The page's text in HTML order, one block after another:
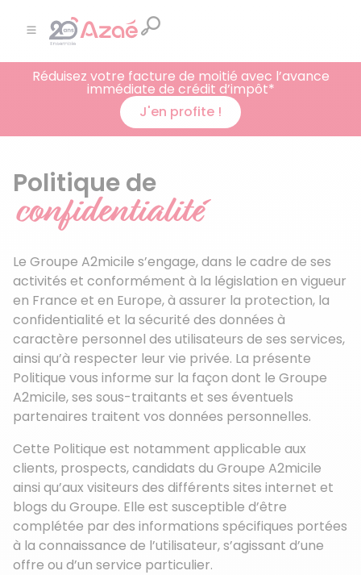
Réduisez votre facture de moitié avec l’avance
immédiate de crédit d’impôt*
J'en profite !
Politique de
confidentialité
Le Groupe A2micile s’engage, dans le cadre de ses
activités et conformément à la législation en vigueur
en France et en Europe, à assurer la protection, la
confidentialité et la sécurité des données à
caractère personnel des utilisateurs de ses services,
ainsi qu’à respecter leur vie privée. La présente
Politique vous informe sur la façon dont le Groupe
A2micile, ses sous-traitants et ses éventuels
partenaires traitent vos données personnelles.
Cette Politique est notamment applicable aux
clients, prospects, candidats du Groupe A2micile
ainsi qu’aux visiteurs des différents sites internet et
blogs du Groupe. Elle est susceptible d’être
complétée par des informations spécifiques portées
à la connaissance de l’utilisateur, s’agissant d’une
offre ou d’un service particulier.